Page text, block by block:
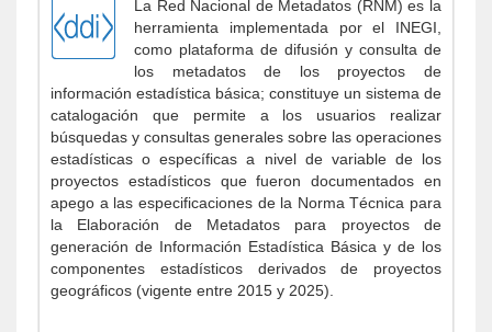
La Red Nacional de Metadatos (RNM) es la
herramienta implementada por el INEGI,
como plataforma de difusión y consulta de
los metadatos de los proyectos de
información estadística básica; constituye un sistema de
catalogación que permite a los usuarios realizar
búsquedas y consultas generales sobre las operaciones
estadísticas o específicas a nivel de variable de los
proyectos estadísticos que fueron documentados en
apego a las especificaciones de la Norma Técnica para
la Elaboración de Metadatos para proyectos de
generación de Información Estadística Básica y de los
componentes estadísticos derivados de proyectos
geográficos (vigente entre 2015 y 2025).